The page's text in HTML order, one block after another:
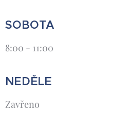
SOBOTA
8:00 - 11:00
NEDĚLE
Zavřeno